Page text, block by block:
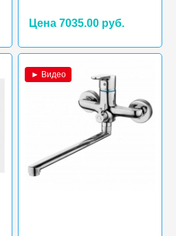
Цена 7035.00 руб.
► Видео